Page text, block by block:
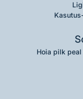
Hoia pilk